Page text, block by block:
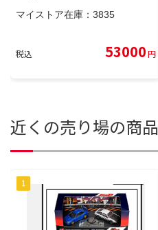
マイストア在庫： 3835
税込 53000円
近くの売り場の商品